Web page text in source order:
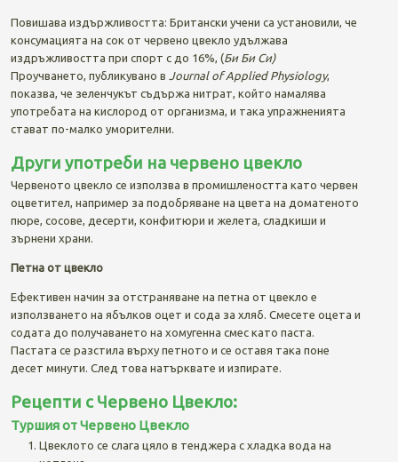
Повишава издържливостта: Британски учени са установили, че
консумацията на сок от червено цвекло удължава
издръжливостта при спорт с до 16%, (Би Би Си)
Проучването, публикувано в Journal of Applied Physiology,
показва, че зеленчукът съдържа нитрат, който намалява
употребата на кислород от организма, и така упражненията
стават по-малко уморителни.
Други употреби на червено цвекло
Червеното цвекло се използва в промишлеността като червен
оцветител, например за подобряване на цвета на доматеното
пюре, сосове, десерти, конфитюри и желета, сладкиши и
зърнени храни.
Петна от цвекло
Ефективен начин за отстраняване на петна от цвекло е
използването на ябълков оцет и сода за хляб. Смесете оцета и
содата до получаването на хомугенна смес като паста.
Пастата се разстила върху петното и се оставя така поне
десет минути. След това натърквате и изпирате.
Рецепти с Червено Цвекло:
Туршия от Червено Цвекло
Цвеклото се слага цяло в тенджера с хладка вода на